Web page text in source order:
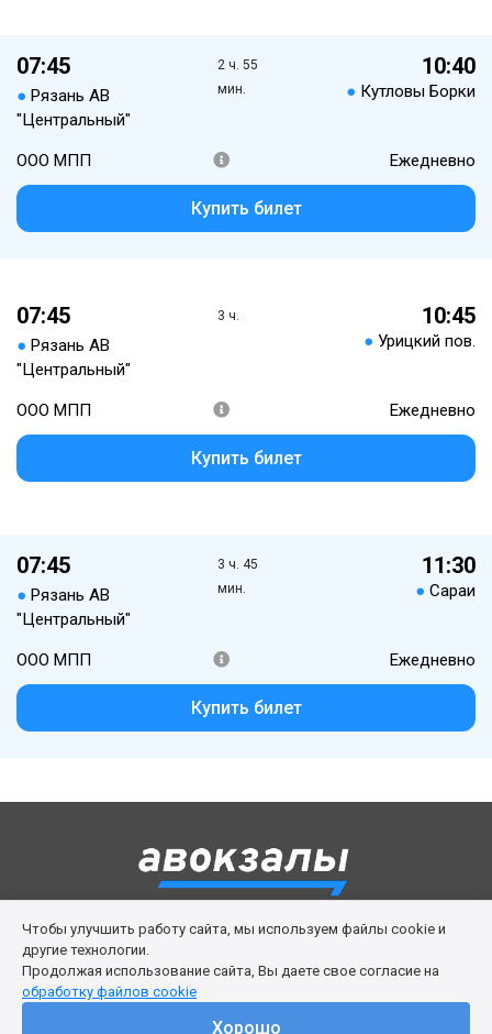
07:45
● Рязань АВ
"Центральный"
2 ч. 55
мин.
10:40
● Кутловы Борки
ООО МПП Ежедневно
Купить билет
07:45
● Рязань АВ
"Центральный"
3 ч. 10:45
● Урицкий пов.
ООО МПП Ежедневно
Купить билет
07:45
● Рязань АВ
"Центральный"
3 ч. 45
мин.
11:30
● Сараи
ООО МПП Ежедневно
Купить билет
Правила сервиса Политика cookies
Личный кабинет Возврат билета Поддержка
© 2016-2026 ООО «Изи Вей»
Чтобы улучшить работу сайта, мы используем файлы cookie и
другие технологии.
Продолжая использование сайта, Вы даете свое согласие на
обработку файлов cookie
Хорошо